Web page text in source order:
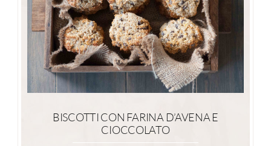
BISCOTTI CON FARINA D’AVENA E
CIOCCOLATO